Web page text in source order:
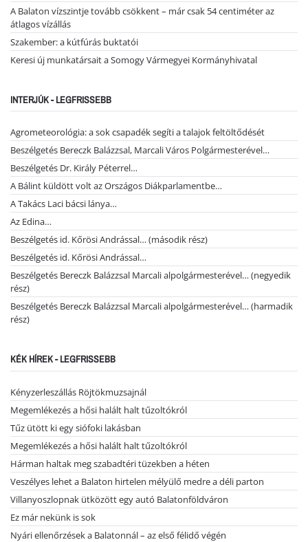
A Balaton vízszintje tovább csökkent – már csak 54 centiméter az
átlagos vízállás
Szakember: a kútfúrás buktatói
Keresi új munkatársait a Somogy Vármegyei Kormányhivatal
INTERJÚK - LEGFRISSEBB
Agrometeorológia: a sok csapadék segíti a talajok feltöltődését
Beszélgetés Bereczk Balázzsal, Marcali Város Polgármesterével…
Beszélgetés Dr. Király Péterrel…
A Bálint küldött volt az Országos Diákparlamentbe…
A Takács Laci bácsi lánya…
Az Edina…
Beszélgetés id. Kőrösi Andrással… (második rész)
Beszélgetés id. Kőrösi Andrással…
Beszélgetés Bereczk Balázzsal Marcali alpolgármesterével… (negyedik
rész)
Beszélgetés Bereczk Balázzsal Marcali alpolgármesterével… (harmadik
rész)
KÉK HÍREK - LEGFRISSEBB
Kényzerleszállás Röjtökmuzsajnál
Megemlékezés a hősi halált halt tűzoltókról
Tűz ütött ki egy siófoki lakásban
Megemlékezés a hősi halált halt tűzoltókról
Hárman haltak meg szabadtéri tüzekben a héten
Veszélyes lehet a Balaton hirtelen mélyülő medre a déli parton
Villanyoszlopnak ütközött egy autó Balatonföldváron
Ez már nekünk is sok
Nyári ellenőrzések a Balatonnál – az első félidő végén